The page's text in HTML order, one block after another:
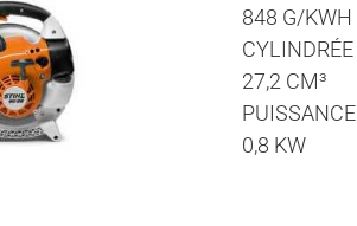
848 G/KWH
CYLINDRÉE
27,2 CM³
PUISSANCE
0,8 KW